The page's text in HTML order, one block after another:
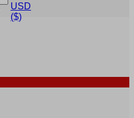
USD
($)